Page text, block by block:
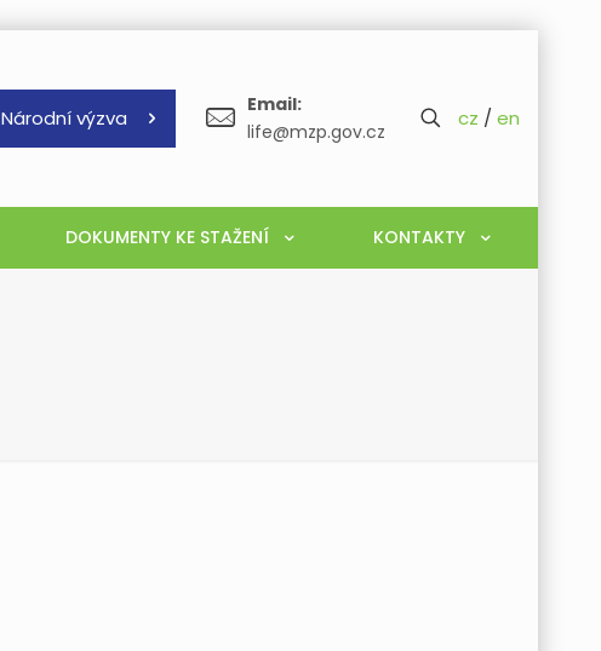
Národní výzva
Email:
life@mzp.gov.cz
cz / en
DOKUMENTY KE STAŽENÍ KONTAKTY